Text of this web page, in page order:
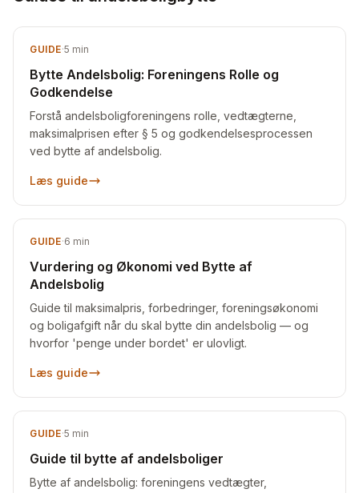
GUIDE·5 min
Bytte Andelsbolig: Foreningens Rolle og
Godkendelse
Forstå andelsboligforeningens rolle, vedtægterne,
maksimalprisen efter § 5 og godkendelsesprocessen
ved bytte af andelsbolig.
Læs guide
GUIDE·6 min
Vurdering og Økonomi ved Bytte af
Andelsbolig
Guide til maksimalpris, forbedringer, foreningsøkonomi
og boligafgift når du skal bytte din andelsbolig — og
hvorfor 'penge under bordet' er ulovligt.
Læs guide
GUIDE·5 min
Guide til bytte af andelsboliger
Bytte af andelsbolig: foreningens vedtægter,